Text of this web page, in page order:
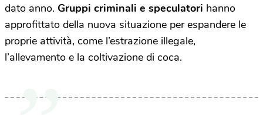
dato anno. Gruppi criminali e speculatori hanno
approfittato della nuova situazione per espandere le
proprie attività, come l’estrazione illegale,
l’allevamento e la coltivazione di coca.